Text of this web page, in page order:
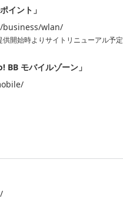
イント」
business/wlan/
開始時よりサイトリニューアル予定
BB モバイルゾーン」